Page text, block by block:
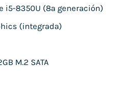
i5-8350U (8ª generación)
(integrada)
M.2 SATA